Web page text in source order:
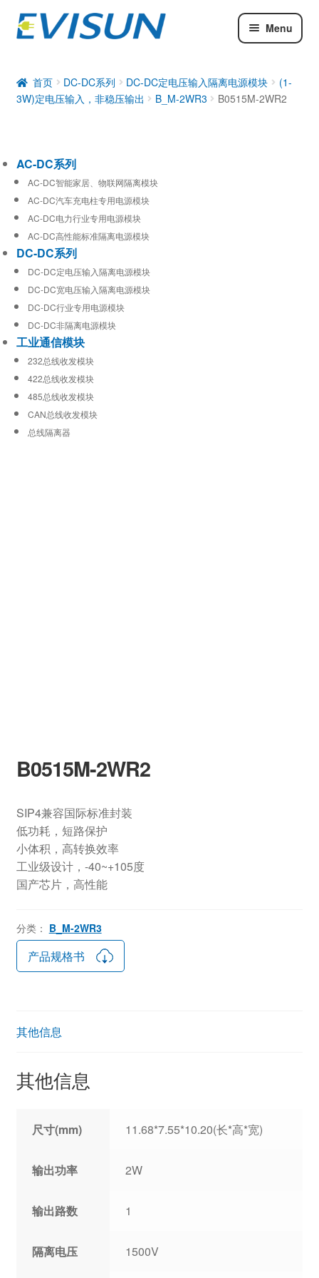
Menu
DC-DC系列
工业通信模块
首页 DC-DC系列 DC-DC定电压输入隔离电源模块
(1-
3W)定电压输入，非稳压输出
B_M-2WR3 B0515M-2WR2
B0515M-2WR2
SIP4兼容国际标准封装
低功耗，短路保护
小体积，高转换效率
工业级设计，-40~+105度
国产芯片，高性能
分类： B_M-2WR3
产品规格书
其他信息
其他信息
尺寸(mm) 11.68*7.55*10.20(长*高*宽)
输出功率 2W
输出路数 1
隔离电压 1500V
AC-DC系列
AC-DC智能家居、物联网隔离模块
AC-DC汽车充电柱专用电源模块
AC-DC电力行业专用电源模块
AC-DC高性能标准隔离电源模块
DC-DC系列
DC-DC定电压输入隔离电源模块
DC-DC宽电压输入隔离电源模块
DC-DC行业专用电源模块
DC-DC非隔离电源模块
工业通信模块
232总线收发模块
422总线收发模块
485总线收发模块
CAN总线收发模块
总线隔离器